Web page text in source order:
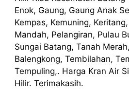
Enok, Gaung, Gaung Anak
Kempas, Kemuning,
Mandah, Pelangiran, Pulau
Sungai Batang, Tanah
Balengkong, Tembilahan,
Tempuling,. Harga Kran Air
Hilir. Terimakasih.